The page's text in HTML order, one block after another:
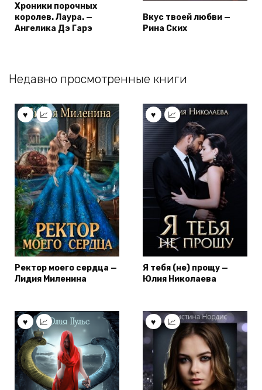
Хроники порочных
королев. Лаура. —
Ангелика Дэ Гарэ
Вкус твоей любви —
Рина Ских
Недавно просмотренные книги
Ректор моего сердца —
Лидия Миленина
Я тебя (не) прощу —
Юлия Николаева